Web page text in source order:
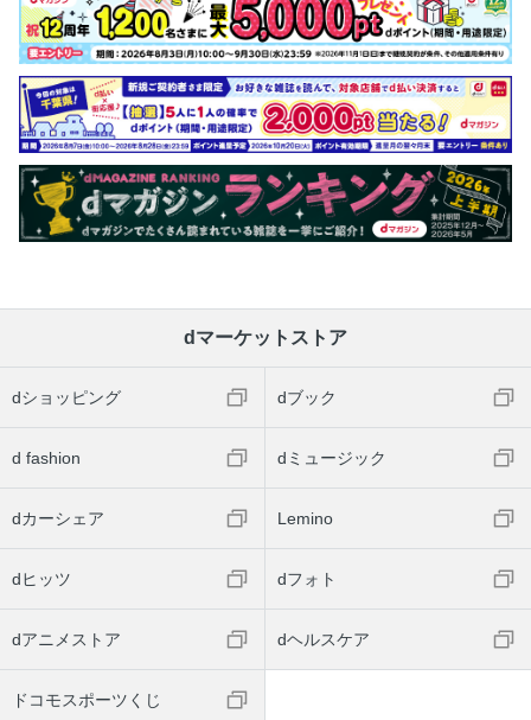
dマーケットストア
dショッピング dブック
d fashion dミュージック
dカーシェア Lemino
dヒッツ dフォト
dアニメストア dヘルスケア
ドコモスポーツくじ